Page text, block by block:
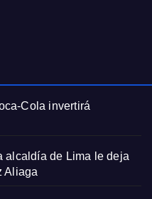
Cola invertirá
alcaldía de Lima le deja
Aliaga